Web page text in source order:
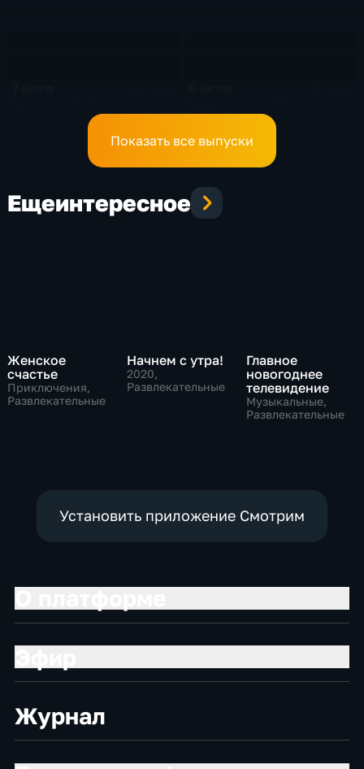
Показать все выпуски
Ещеинтересное
Женское
счастье
Приключения,
Развлекательные
Начнем с утра!
2020,
Развлекательные
Главное
новогоднее
телевидение
Музыкальные,
Развлекательные
Установить приложение Смотрим
Журнал